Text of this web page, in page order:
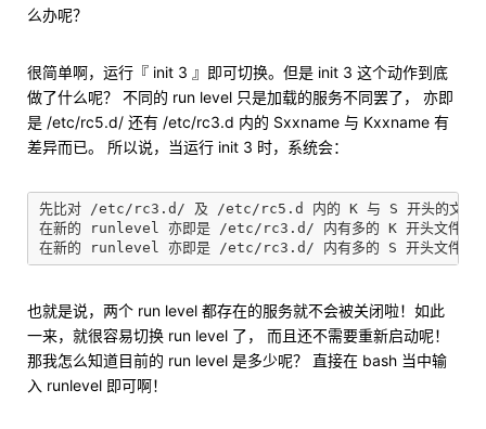
么办呢？
很简单啊，运行『 init 3 』即可切换。但是 init 3 这个动作到底
做了什么呢？ 不同的 run level 只是加载的服务不同罢了， 亦即
是 /etc/rc5.d/ 还有 /etc/rc3.d 内的 Sxxname 与 Kxxname 有
差异而已。 所以说，当运行 init 3 时，系统会：
先比对 /etc/rc3.d/ 及 /etc/rc5.d 内的 K 与 S 开头的文件
在新的 runlevel 亦即是 /etc/rc3.d/ 内有多的 K 开头文件，则
也就是说，两个 run level 都存在的服务就不会被关闭啦！如此
一来，就很容易切换 run level 了， 而且还不需要重新启动呢！
那我怎么知道目前的 run level 是多少呢？ 直接在 bash 当中输
入 runlevel 即可啊！